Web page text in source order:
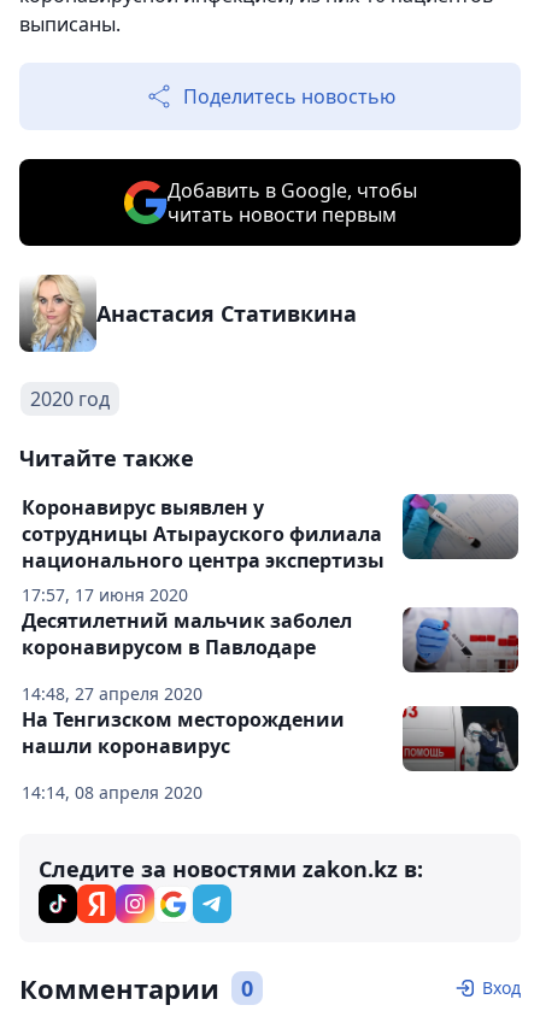
выписаны.
Поделитесь новостью
Добавить в Google, чтобы
читать новости первым
Анастасия Стативкина
2020 год
Читайте также
17:57, 17 июня 2020
Коронавирус выявлен у
сотрудницы Атырауского филиала
национального центра экспертизы
14:48, 27 апреля 2020
Десятилетний мальчик заболел
коронавирусом в Павлодаре
14:14, 08 апреля 2020
На Тенгизском месторождении
нашли коронавирус
Следите за новостями zakon.kz в:
Комментарии 0 Вход